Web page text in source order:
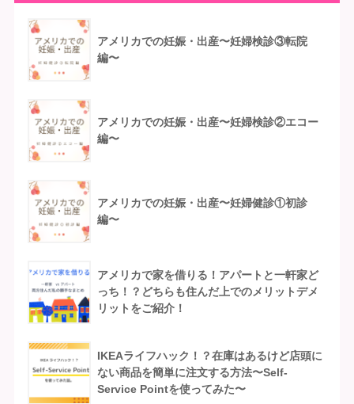
アメリカでの妊娠・出産〜妊婦検診③転院
編〜
アメリカでの妊娠・出産〜妊婦検診②エコー
編〜
アメリカでの妊娠・出産〜妊婦健診①初診
編〜
アメリカで家を借りる！アパートと一軒家ど
っち！？どちらも住んだ上でのメリットデメ
リットをご紹介！
IKEAライフハック！？在庫はあるけど店頭に
ない商品を簡単に注文する方法〜Self-
Service Pointを使ってみた〜